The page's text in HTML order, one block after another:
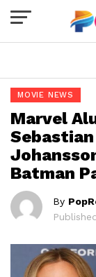
MOVIE NEWS
Marvel
Batman
By